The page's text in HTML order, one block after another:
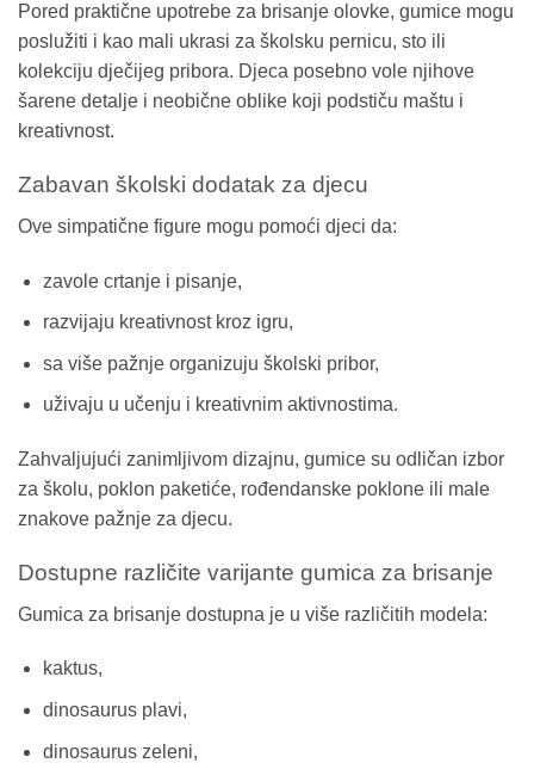
Pored praktične upotrebe za brisanje olovke, gumice mogu
poslužiti i kao mali ukrasi za školsku pernicu, sto ili
kolekciju dječijeg pribora. Djeca posebno vole njihove
šarene detalje i neobične oblike koji podstiču maštu i
kreativnost.
Zabavan školski dodatak za djecu
Ove simpatične figure mogu pomoći djeci da:
zavole crtanje i pisanje,
razvijaju kreativnost kroz igru,
sa više pažnje organizuju školski pribor,
uživaju u učenju i kreativnim aktivnostima.
Zahvaljujući zanimljivom dizajnu, gumice su odličan izbor
za školu, poklon paketiće, rođendanske poklone ili male
znakove pažnje za djecu.
Dostupne različite varijante gumica za brisanje
Gumica za brisanje dostupna je u više različitih modela:
kaktus,
dinosaurus plavi,
dinosaurus zeleni,